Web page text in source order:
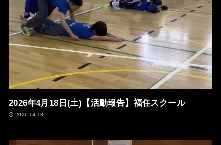
2026年4月18日(土)【活動報告】福住スクール
2026-04-18